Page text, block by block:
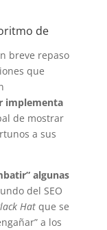
de
breve repaso
que
implementa
de mostrar
a sus
algunas
del SEO
Hat que se
a los